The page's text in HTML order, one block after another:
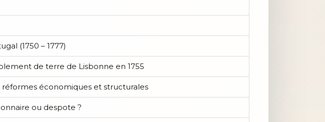
(1750 – 1777)
de terre de Lisbonne en 1755
réformes économiques et structurales
ou despote ?